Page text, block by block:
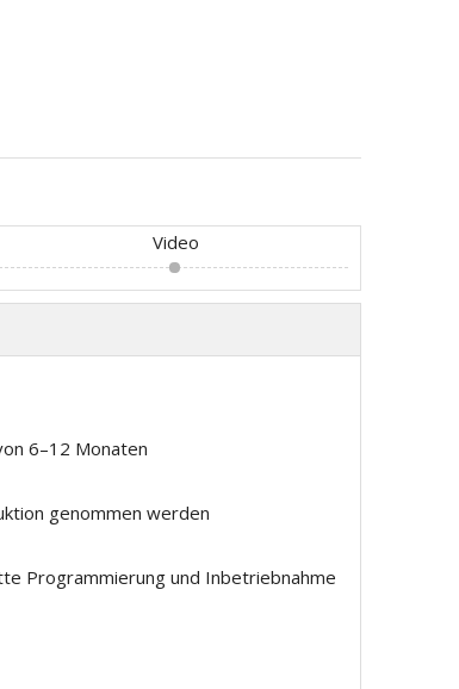
Video
6–12 Monaten
genommen werden
Programmierung und Inbetriebnahme